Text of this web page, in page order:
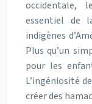
occidentale,
essentiel de
indigènes
Plus qu’un
pour les
L’ingéniosité
créer des